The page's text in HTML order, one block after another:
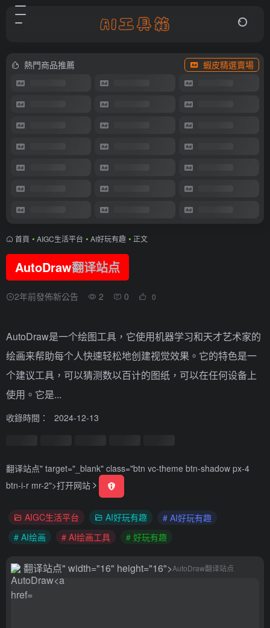
熱門商品推薦 蝦皮精選賣場
首頁 • AIGC生活平台 • AI好玩有趣 • 正文
AutoDraw翻译站点
2年前發佈新公告 2 0 0
AutoDraw是一个绘图工具，它使用机器学习和天才艺术家的
绘画来帮助每个人快速轻松地创建视觉效果。它的特色是一
个建议工具，可以猜测数以百计的图纸，可以在任何设备上
使用。它是...
收錄時間： 2024-12-13
翻译站点" target="_blank" class="btn vc-theme btn-shadow px-4
btn-i-r mr-2">打开网站
AIGC生活平台 AI好玩有趣
# AI好玩有趣
# AI绘画
# AI绘画工具 # 好玩有趣
翻译站点" width="16" height="16">AutoDraw翻译站点